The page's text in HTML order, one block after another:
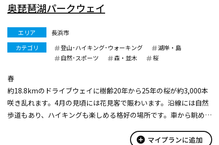
奥琵琶湖パークウェイ
エリア
長浜市
カテゴリ
登山･ハイキング･ウォーキング
湖岸・島
自然･スポーツ
森・並木 桜
春
約18.8kmのドライブウェイに樹齢20年から25年の桜が約3,000本
咲き乱れます。4月の見頃には花見客で賑わいます。沿線には自然
歩道もあり、ハイキングも楽しめる格好の場所です。車から眺める
崎展望台から見渡す眺望は最高です。またこの展望台は、平成27
add_circle マイプランに追加